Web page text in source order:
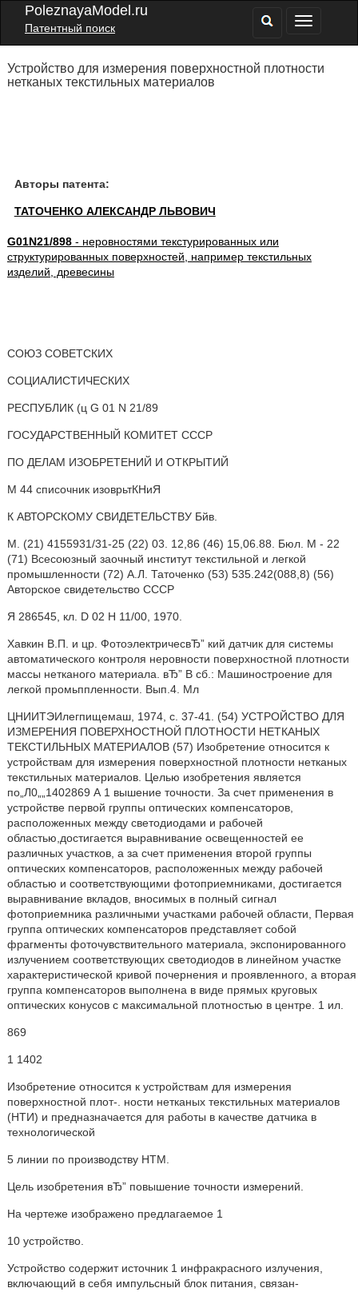
PoleznayaModel.ru
Патентный поиск
Устройство для измерения поверхностной плотности
нетканых текстильных материалов
Авторы патента:
ТАТОЧЕНКО АЛЕКСАНДР ЛЬВОВИЧ
G01N21/898- неровностями текстурированных или
структурированных поверхностей, например текстильных
изделий, древесины
СОЮЗ СОВЕТСКИХ
СОЦИАЛИСТИЧЕСКИХ
РЕСПУБЛИК (ц G 01 N 21/89
ГОСУДАРСТВЕННЫЙ КОМИТЕТ СССР
ПО ДЕЛАМ ИЗОБРЕТЕНИЙ И ОТКРЫТИЙ
М 44 списочник изоврьтКНиЯ
К АВТОРСКОМУ СВИДЕТЕЛЬСТВУ Бйв.
М. (21) 4155931/31-25 (22) 03. 12,86 (46) 15,06.88. Бюл. М - 22
(71) Всесоюзный заочный институт текстильной и легкой
промышленности (72) А.Л. Таточенко (53) 535.242(088,8) (56)
Авторское свидетельство СССР
Я 286545, кл. D 02 Н 11/00, 1970.
Хавкин В.П. и цр. ФотоэлектричесвЂ” кий датчик для системы
автоматического контроля неровности поверхностной плотности
массы нетканого материала. вЂ” В сб.: Машиностроение для
легкой промьппленности. Вып.4. Мл
ЦНИИТЭИлегпищемаш, 1974, с. 37-41. (54) УСТРОЙСТВО ДЛЯ
ИЗМЕРЕНИЯ ПОВЕРХНОСТНОЙ ПЛОТНОСТИ НЕТКАНЫХ
ТЕКСТИЛЬНЫХ МАТЕРИАЛОВ (57) Изобретение относится к
устройствам для измерения поверхностной плотности нетканых
текстильных материалов. Целью изобретения является
по„Л0„„1402869 А 1 вышение точности. За счет применения в
устройстве первой группы оптических компенсаторов,
расположенных между светодиодами и рабочей
областью,достигается выравнивание освещенностей ее
различных участков, а за счет применения второй группы
оптических компенсаторов, расположенных между рабочей
областью и соответствующими фотоприемниками, достигается
выравнивание вкладов, вносимых в полный сигнал
фотоприемника различными участками рабочей области, Первая
группа оптических компенсаторов представляет собой
фрагменты фоточувствительного материала, экспонированного
излучением соответствующих светодиодов в линейном участке
характеристической кривой почернения и проявленного, а вторая
группа компенсаторов выполнена в виде прямых круговых
оптических конусов с максимальной плотностью в центре. 1 ил.
869
1 1402
Изобретение относится к устройствам для измерения
поверхностной плот-. ности нетканых текстильных материалов
(НТИ) и предназначается для работы в качестве датчика в
технологической
5 линии по производству HTM.
Цель изобретения вЂ” повышение точности измерений.
На чертеже изображено предлагаемое 1
10 устройство.
Устройство содержит источник 1 инфракрасного излучения,
включающий в себя импульсный блок питания, связан-